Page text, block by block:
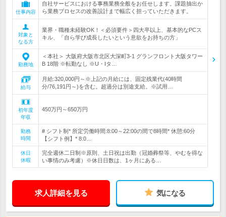
仕事内容
自社サービスにおける事務業務全般をお任せします。課題抽出か
ら業務プロセスの改善設計まで幅広く担っていただきます。
対象と
なる方
業界・職種未経験OK！＜必須要件＞四大卒以上、基本的なPCス
キル、「自ら学び成長したいという意欲をお持ちの方」
勤務地
＜本社＞ 大阪府大阪市北区大深町3-1 グランフロント大阪タワー
B 18階 ※転勤なし ※U・Iタ…
給与
月給:320,000円～※上記の月給には、固定残業代(40時間
分/76,191円～)を含む。超過分は別途支給。※試用…
初年度
年収
450万円～650万円
勤務
時間
# シフト制* 所定労働時間:8:00～22:00の間で8時間* 休憩:60分
【シフト例】* 8:0…
休日
休暇
完全週休二日制※原則、土日祝は出勤（冠婚葬祭等、やむを得な
い事情のみ考慮）※休日日数は、1ヶ月にある…
求人詳細を見る 気になる